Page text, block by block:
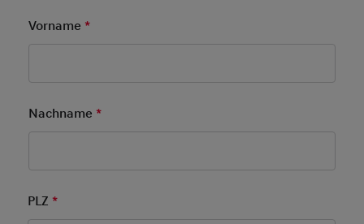
Vorname *Pflichtfeld
Nachname *Pflichtfeld
PLZ*